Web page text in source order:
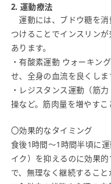
2. 運動療法
運動には、ブドウ糖を消
つけることでインスリン
あります。
・有酸素運動 ウォーキン
せ、全身の血流を良くしま
・レジスタンス運動（筋
操など。筋肉量を増やすこ
〇効果的なタイミング
食後1時間〜1時間半頃に
イク）を抑えるのに効果
で、無理なく継続すること